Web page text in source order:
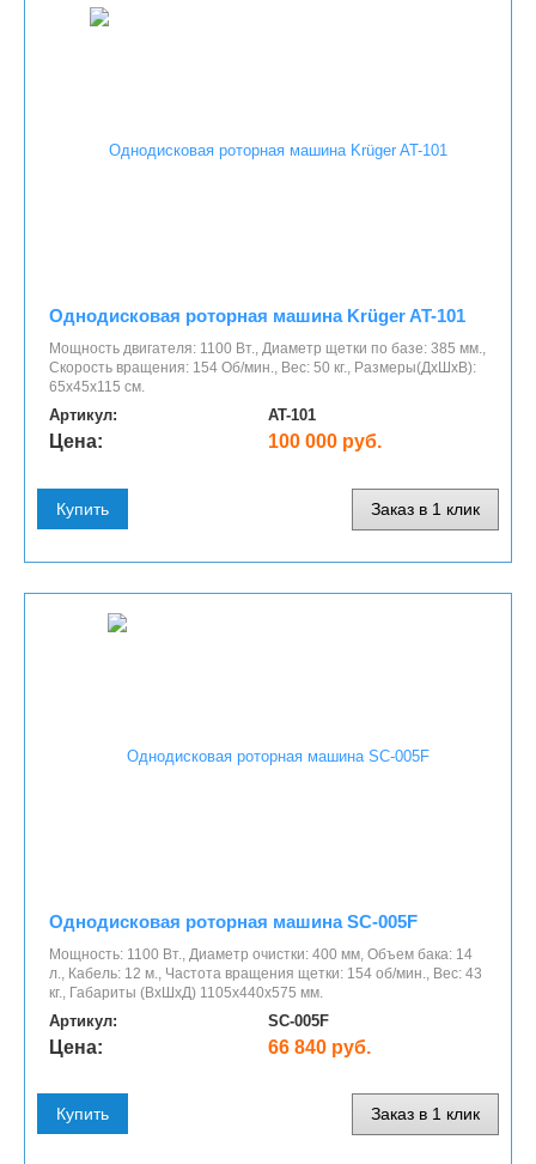
Однодисковая роторная машина Krüger AT-101
Мощность двигателя: 1100 Вт., Диаметр щетки по базе: 385 мм.,
Скорость вращения: 154 Об/мин., Вес: 50 кг., Размеры(ДхШхВ):
65х45х115 см.
Артикул: AT-101
Цена: 100 000 руб.
Купить Заказ в 1 клик
Однодисковая роторная машина SC-005F
Мощность: 1100 Вт., Диаметр очистки: 400 мм, Объем бака: 14
л., Кабель: 12 м., Частота вращения щетки: 154 об/мин., Вес: 43
кг., Габариты (ВхШхД) 1105х440х575 мм.
Артикул: SC-005F
Цена: 66 840 руб.
Купить Заказ в 1 клик